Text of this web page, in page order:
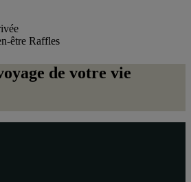
être Raffles
de votre vie